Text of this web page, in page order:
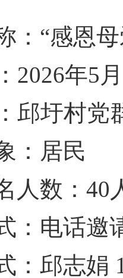
：“感恩
年5
圩村党
：居民
人数：40
：电话邀
：邱志娟